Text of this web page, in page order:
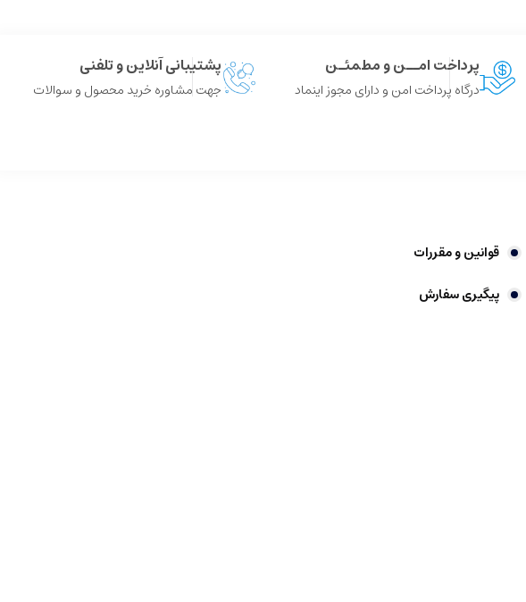
پرداخت امــن و مطمئـن
درگاه پرداخت امن و دارای مجوز اینماد
پشتیبانی آنلاین و تلفنی
جهت مشاوره خرید محصول و سوالات
قوانین و مقررات
پیگیری سفارش